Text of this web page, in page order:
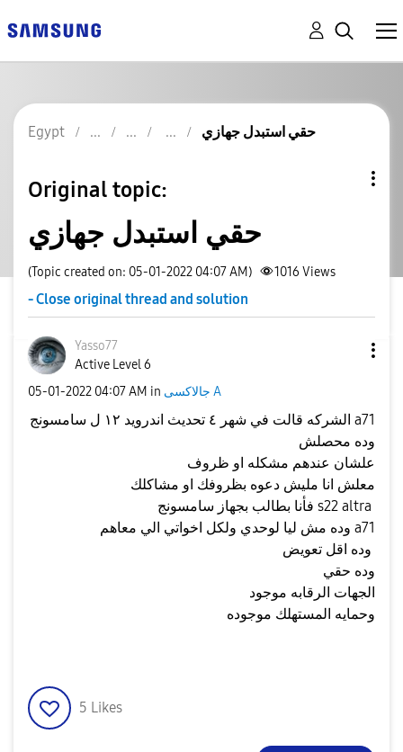
Egypt حقي استبدل جهازي
Original topic:
حقي استبدل جهازي
(Topic created on: 05-01-2022 04:07 AM) 1016 Views
- Close original thread and solution
Yasso77
Active Level 6
‎05-01-2022 04:07 AM in جالاكسى A
الشركه قالت في شهر ٤ تحديث اندرويد ١٢ ل سامسونج a71
وده محصلش
علشان عندهم مشكله او ظروف
معلش انا مليش دعوه بظروفك او مشاكلك
فأنا بطالب بجهاز سامسونج s22 altra
وده مش ليا لوحدي ولكل اخواتي الي معاهم a71
وده حقي
الجهات الرقابه موجود
وحمايه المستهلك موجوده
5 Likes